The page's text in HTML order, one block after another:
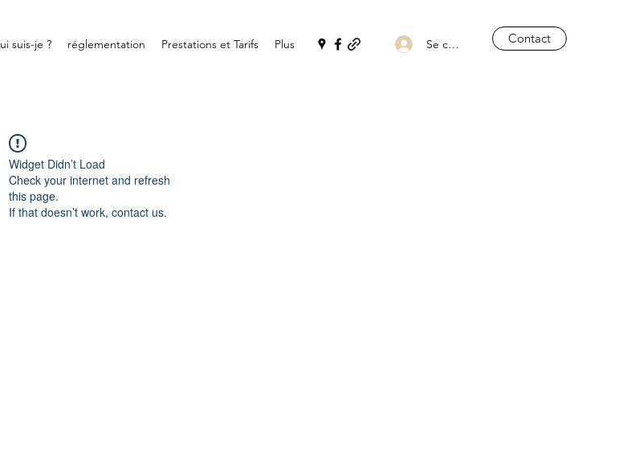
suis-je ? réglementation Prestations et Tarifs Plus Se connecter Contact
Widget Didn’t Load
Check your internet and refresh
this page.
If that doesn’t work, contact us.